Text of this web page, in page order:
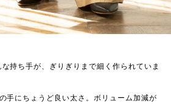
な持ち手が、ぎりぎりまで細く作られていま
手にちょうど良い太さ。ボリューム加減が